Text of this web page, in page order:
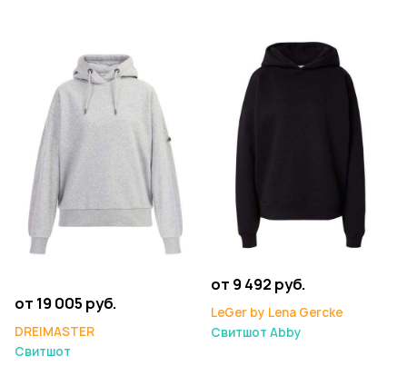
от 19 005 руб.
DREIMASTER
Свитшот
от 9 492 руб.
LeGer by Lena Gercke
Свитшот Abby